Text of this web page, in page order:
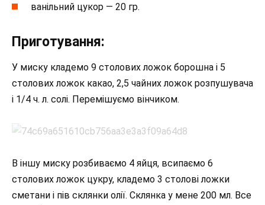
ванільний цукор — 20 гр.
Приготування:
У миску кладемо 9 столових ложок борошна і 5
столових ложок какао, 2,5 чайних ложок розпушувача
і 1/4 ч. л. солі. Перемішуємо вінчиком.
В іншу миску розбиваємо 4 яйця, всипаємо 6
столових ложок цукру, кладемо 3 столові ложки
сметани і пів склянки олії. Склянка у мене 200 мл. Все